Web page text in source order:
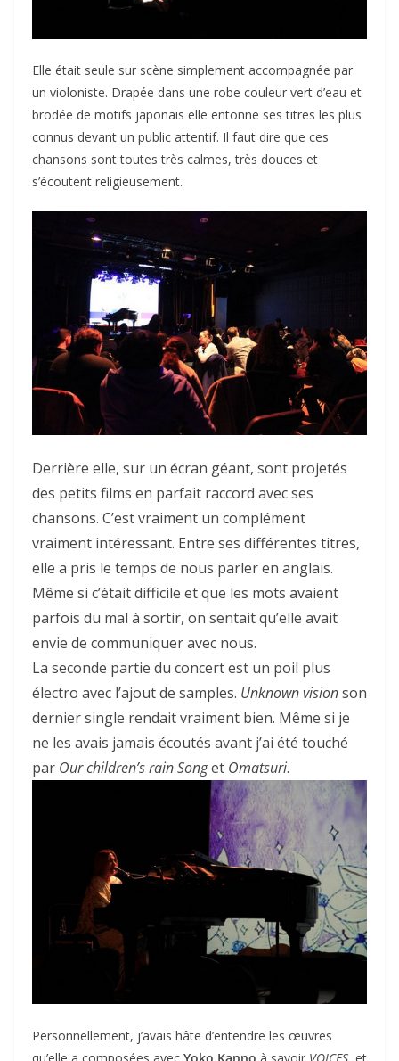
Elle était seule sur scène simplement accompagnée par
un violoniste. Drapée dans une robe couleur vert d’eau et
brodée de motifs japonais elle entonne ses titres les plus
connus devant un public attentif. Il faut dire que ces
chansons sont toutes très calmes, très douces et
s’écoutent religieusement.
Derrière elle, sur un écran géant, sont projetés
des petits films en parfait raccord avec ses
chansons. C’est vraiment un complément
vraiment intéressant. Entre ses différentes titres,
elle a pris le temps de nous parler en anglais.
Même si c’était difficile et que les mots avaient
parfois du mal à sortir, on sentait qu’elle avait
envie de communiquer avec nous.
La seconde partie du concert est un poil plus
électro avec l’ajout de samples. Unknown visionson
dernier single rendait vraiment bien. Même si je
ne les avais jamais écoutés avant j’ai été touché
par Our children’s rain Songet Omatsuri.
Personnellement, j’avais hâte d’entendre les œuvres
qu’elle a composées avec Yoko Kanno à savoir VOICES , et